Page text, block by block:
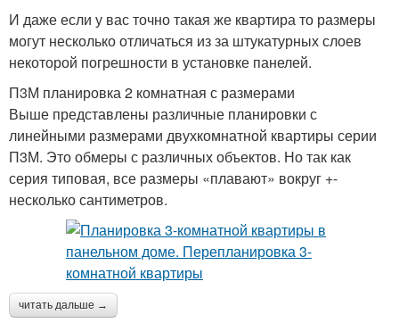
И даже если у вас точно такая же квартира то размеры
могут несколько отличаться из за штукатурных слоев
некоторой погрешности в установке панелей.
П3М планировка 2 комнатная с размерами
Выше представлены различные планировки с
линейными размерами двухкомнатной квартиры серии
П3М. Это обмеры с различных объектов. Но так как
серия типовая, все размеры «плавают» вокруг +-
несколько сантиметров.
читать дальше →